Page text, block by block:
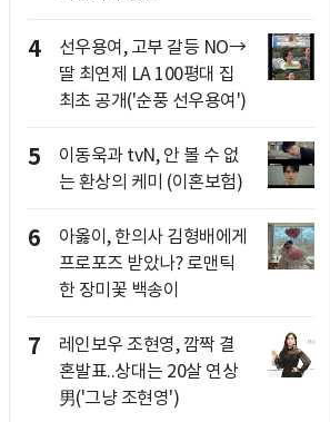
4
선우용여, 고부 갈등 NO→
딸 최연제 LA 100평대 집
최초 공개('순풍 선우용여')
5
이동욱과 tvN, 안 볼 수 없
는 환상의 케미 (이혼보험)
6
아옳이, 한의사 김형배에게
프로포즈 받았나? 로맨틱
한 장미꽃 백송이
7
레인보우 조현영, 깜짝 결
혼발표..상대는 20살 연상
男('그냥 조현영')